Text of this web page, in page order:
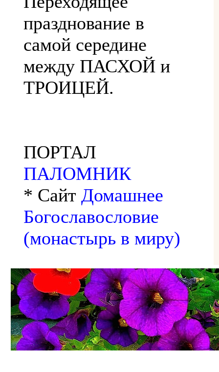
празднование в
самой середине
между ПАСХОЙ и
ТРОИЦЕЙ.
ПОРТАЛ
ПАЛОМНИК
* Сайт Домашнее
Богославословие
(монастырь в миру)